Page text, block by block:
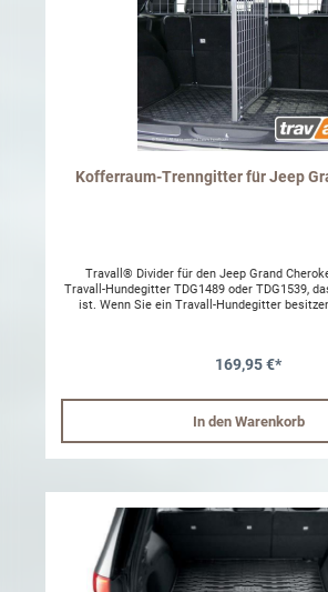
Kofferraum-Trenngitter für Jeep
Travall-Hundegitter TDG1489 oder TDG1539,
ist. Wenn Sie ein Travall-Hundegitter
unseren Experten sorgfältig entwickelt und
Ordnung im Gepäckraum zu sorgen. Gepäckraum-Trenngitter NUR
in Verbindung mit dem entsprechenden
einsetzbar Das Trenngitter kann mittig,
befestigt werden Keine Veränderungen an
notwendig Einfach selbst zu montieren
Produkt passt in die folgenden Fahrzeuge: Jeep Grand Cherokee
SRT WK2 2011 - 2013 Jeep Grand Cherokee
Grand Cherokee WK2 2010 - 2013 Jeep Grand
Pulverbeschichtung Herkunft Großbritannien Kompatibel mit
Kofferraumabdeckung Nein Änderung am Fahrzeug notwendig Nein
Garantie Lebenslange Garantie [nur bei
169,95 €*
In den Warenkorb